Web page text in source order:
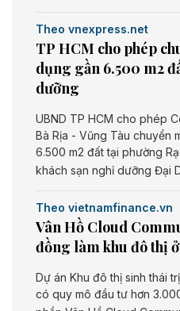
Theo vnexpress.net
TP HCM cho phép
dụng gần 6.500 m2
dưỡng
UBND TP HCM cho phép
Bà Rịa - Vũng Tàu chuyển
6.500 m2 đất tại phường
khách sạn nghỉ dưỡng Đại
Theo vietnamfinance.vn
Vân Hồ Cloud
đồng làm khu đô thị
Dự án Khu đô thị sinh thái
có quy mô đầu tư hơn